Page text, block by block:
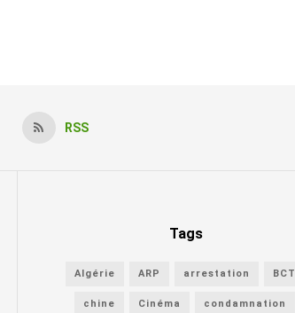
RSS
Tags
Algérie ARP arrestation BCT
chine Cinéma condamnation